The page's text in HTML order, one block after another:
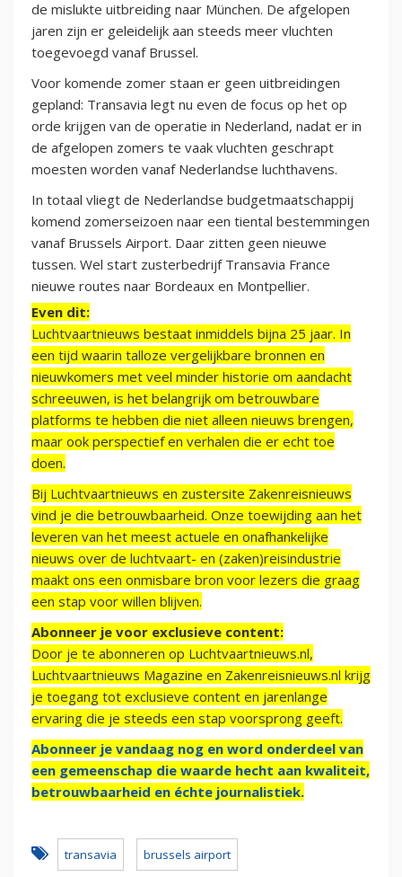
de mislukte uitbreiding naar München. De afgelopen
jaren zijn er geleidelijk aan steeds meer vluchten
toegevoegd vanaf Brussel.
Voor komende zomer staan er geen uitbreidingen
gepland: Transavia legt nu even de focus op het op
orde krijgen van de operatie in Nederland, nadat er in
de afgelopen zomers te vaak vluchten geschrapt
moesten worden vanaf Nederlandse luchthavens.
In totaal vliegt de Nederlandse budgetmaatschappij
komend zomerseizoen naar een tiental bestemmingen
vanaf Brussels Airport. Daar zitten geen nieuwe
tussen. Wel start zusterbedrijf Transavia France
nieuwe routes naar Bordeaux en Montpellier.
Even dit:
Luchtvaartnieuws bestaat inmiddels bijna 25 jaar. In
een tijd waarin talloze vergelijkbare bronnen en
nieuwkomers met veel minder historie om aandacht
schreeuwen, is het belangrijk om betrouwbare
platforms te hebben die niet alleen nieuws brengen,
maar ook perspectief en verhalen die er echt toe
doen.
Bij Luchtvaartnieuws en zustersite Zakenreisnieuws
vind je die betrouwbaarheid. Onze toewijding aan het
leveren van het meest actuele en onafhankelijke
nieuws over de luchtvaart- en (zaken)reisindustrie
maakt ons een onmisbare bron voor lezers die graag
een stap voor willen blijven.
Abonneer je voor exclusieve content:
Door je te abonneren op Luchtvaartnieuws.nl,
Luchtvaartnieuws Magazine en Zakenreisnieuws.nl krijg
je toegang tot exclusieve content en jarenlange
ervaring die je steeds een stap voorsprong geeft.
Abonneer je vandaag nog en word onderdeel van
een gemeenschap die waarde hecht aan kwaliteit,
betrouwbaarheid en échte journalistiek.
transavia brussels airport